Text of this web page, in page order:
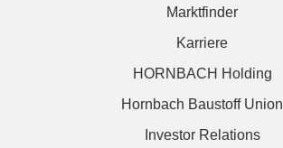
Marktfinder
Karriere
HORNBACH Holding
Hornbach Baustoff Union
Investor Relations